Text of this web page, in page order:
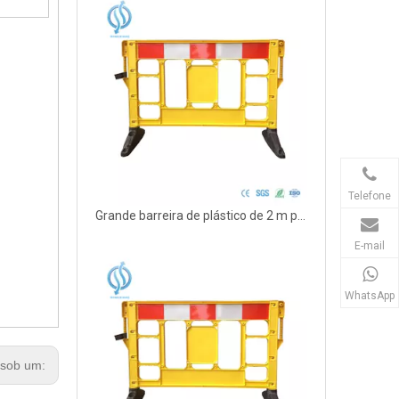
sob um:
Telefone
E-mail
WhatsApp